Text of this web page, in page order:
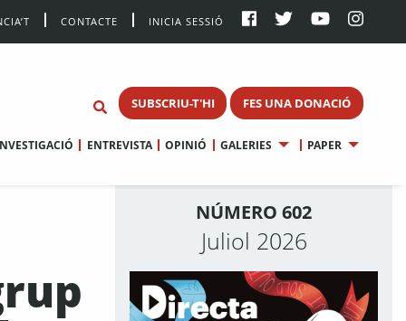
CONTACTE INICIA SESSIÓ
SUBSCRIU-T'HI FES UNA DONACIÓ
ENTREVISTA OPINIÓ GALERIES PAPER
NÚMERO 602
Juliol 2026